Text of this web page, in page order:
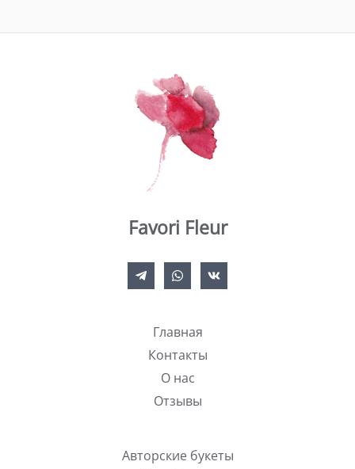
Favori Fleur
Главная
Контакты
О нас
Отзывы
Авторские букеты